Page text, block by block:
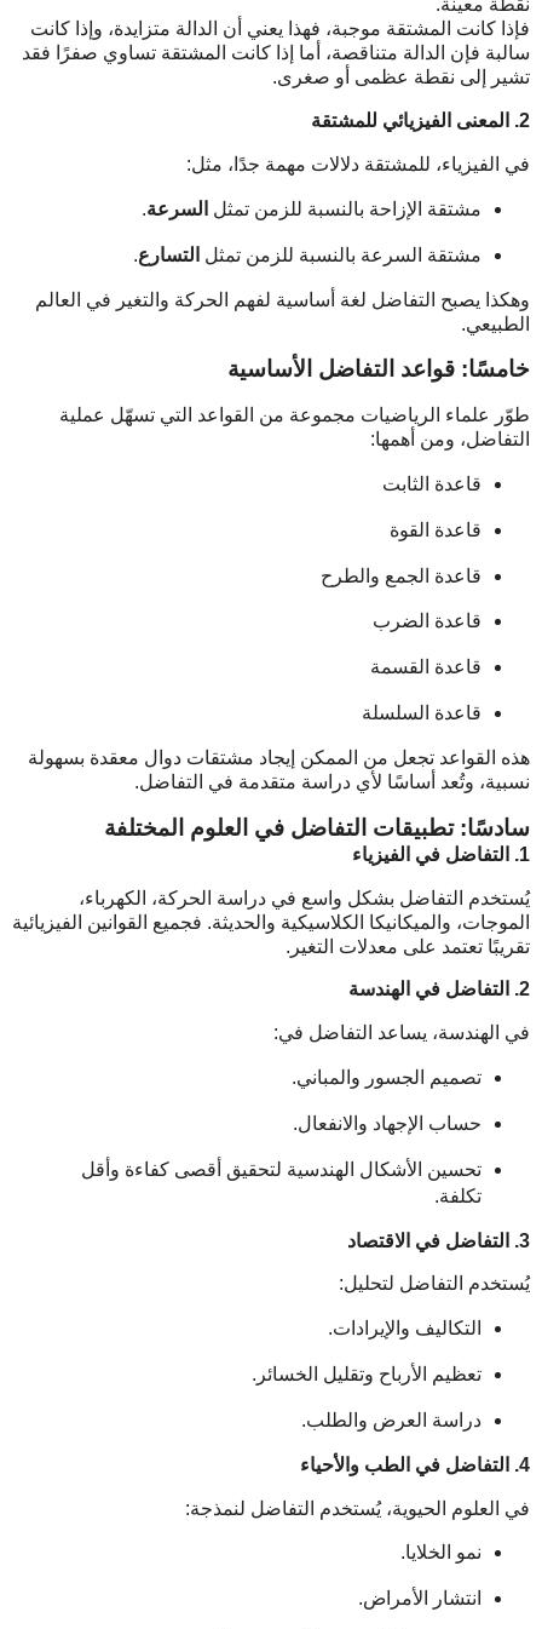
نقطة معينة.
فإذا كانت المشتقة موجبة، فهذا يعني أن الدالة متزايدة، وإذا كانت
سالبة فإن الدالة متناقصة، أما إذا كانت المشتقة تساوي صفرًا فقد
تشير إلى نقطة عظمى أو صغرى.
2. المعنى الفيزيائي للمشتقة
في الفيزياء، للمشتقة دلالات مهمة جدًا، مثل:
مشتقة الإزاحة بالنسبة للزمن تمثل السرعة.
مشتقة السرعة بالنسبة للزمن تمثل التسارع.
وهكذا يصبح التفاضل لغة أساسية لفهم الحركة والتغير في العالم
الطبيعي.
خامسًا: قواعد التفاضل الأساسية
طوّر علماء الرياضيات مجموعة من القواعد التي تسهّل عملية
التفاضل، ومن أهمها:
قاعدة الثابت
قاعدة القوة
قاعدة الجمع والطرح
قاعدة الضرب
قاعدة القسمة
قاعدة السلسلة
هذه القواعد تجعل من الممكن إيجاد مشتقات دوال معقدة بسهولة
نسبية، وتُعد أساسًا لأي دراسة متقدمة في التفاضل.
سادسًا: تطبيقات التفاضل في العلوم المختلفة
1. التفاضل في الفيزياء
يُستخدم التفاضل بشكل واسع في دراسة الحركة، الكهرباء،
الموجات، والميكانيكا الكلاسيكية والحديثة. فجميع القوانين الفيزيائية
تقريبًا تعتمد على معدلات التغير.
2. التفاضل في الهندسة
في الهندسة، يساعد التفاضل في:
تصميم الجسور والمباني.
حساب الإجهاد والانفعال.
تحسين الأشكال الهندسية لتحقيق أقصى كفاءة وأقل
تكلفة.
3. التفاضل في الاقتصاد
يُستخدم التفاضل لتحليل:
التكاليف والإيرادات.
تعظيم الأرباح وتقليل الخسائر.
دراسة العرض والطلب.
4. التفاضل في الطب والأحياء
في العلوم الحيوية، يُستخدم التفاضل لنمذجة:
نمو الخلايا.
انتشار الأمراض.